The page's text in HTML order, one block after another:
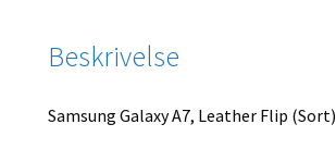
Beskrivelse
Samsung Galaxy A7, Leather Flip (Sort)